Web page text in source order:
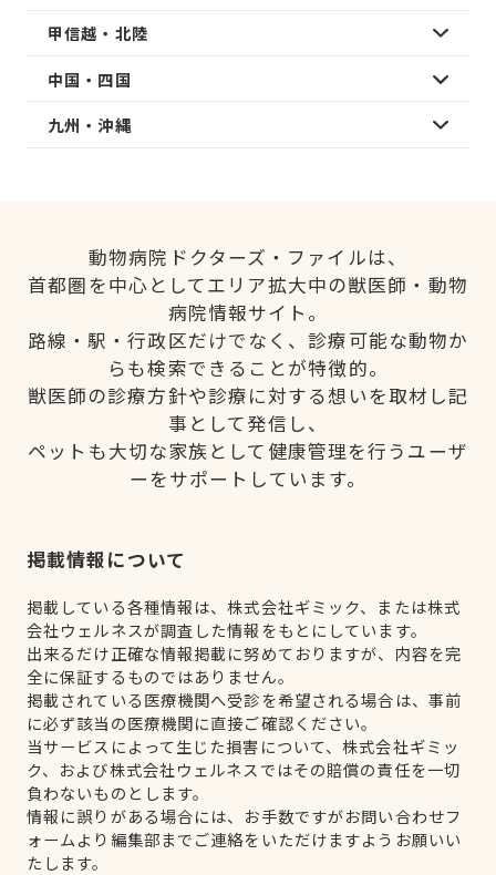
甲信越・北陸
中国・四国
九州・沖縄
動物病院ドクターズ・ファイルは、
首都圏を中心としてエリア拡大中の獣医師・動物
病院情報サイト。
路線・駅・行政区だけでなく、診療可能な動物か
らも検索できることが特徴的。
獣医師の診療方針や診療に対する想いを取材し記
事として発信し、
ペットも大切な家族として健康管理を行うユーザ
ーをサポートしています。
掲載情報について
掲載している各種情報は、株式会社ギミック、または株式
会社ウェルネスが調査した情報をもとにしています。
出来るだけ正確な情報掲載に努めておりますが、内容を完
全に保証するものではありません。
掲載されている医療機関へ受診を希望される場合は、事前
に必ず該当の医療機関に直接ご確認ください。
当サービスによって生じた損害について、株式会社ギミッ
ク、および株式会社ウェルネスではその賠償の責任を一切
負わないものとします。
情報に誤りがある場合には、お手数ですがお問い合わせフ
ォームより編集部までご連絡をいただけますようお願いい
たします。